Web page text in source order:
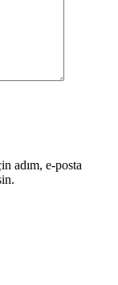
adım, e-posta